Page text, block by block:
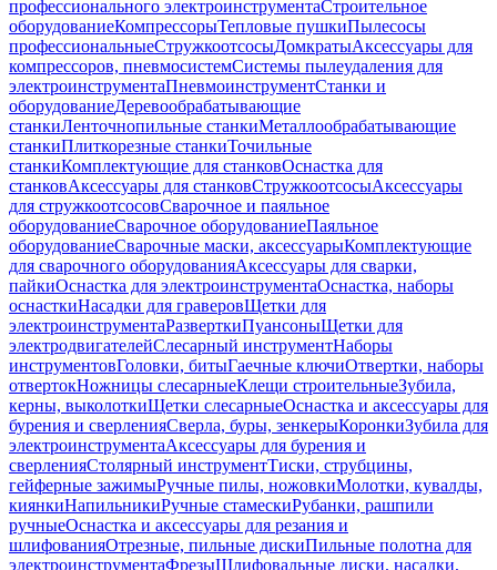
профессионального электроинструментаСтроительное
оборудованиеКомпрессорыТепловые пушкиПылесосы
профессиональныеСтружкоотсосыДомкратыАксессуары для
компрессоров, пневмосистемСистемы пылеудаления для
электроинструментаПневмоинструментСтанки и
оборудованиеДеревообрабатывающие
станкиЛенточнопильные станкиМеталлообрабатывающие
станкиПлиткорезные станкиТочильные
станкиКомплектующие для станковОснастка для
станковАксессуары для станковСтружкоотсосыАксессуары
для стружкоотсосовСварочное и паяльное
оборудованиеСварочное оборудованиеПаяльное
оборудованиеСварочные маски, аксессуарыКомплектующие
для сварочного оборудованияАксессуары для сварки,
пайкиОснастка для электроинструментаОснастка, наборы
оснасткиНасадки для граверовЩетки для
электроинструментаРазверткиПуансоныЩетки для
электродвигателейСлесарный инструментНаборы
инструментовГоловки, битыГаечные ключиОтвертки, наборы
отвертокНожницы слесарныеКлещи строительныеЗубила,
керны, выколоткиЩетки слесарныеОснастка и аксессуары для
бурения и сверленияСверла, буры, зенкерыКоронкиЗубила для
электроинструментаАксессуары для бурения и
сверленияСтолярный инструментТиски, струбцины,
гейферные зажимыРучные пилы, ножовкиМолотки, кувалды,
киянкиНапильникиРучные стамескиРубанки, рашпили
ручныеОснастка и аксессуары для резания и
шлифованияОтрезные, пильные дискиПильные полотна для
электроинструментаФрезыШлифовальные диски, насадки,